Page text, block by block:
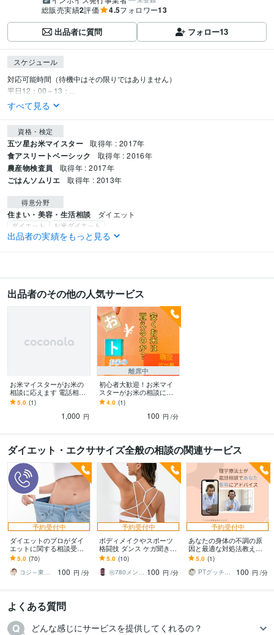
総販売実績2評価 4.5フォロワー13
出品者に質問 フォロー13
スケジュール
対応可能時間（待機中はその限りではありません）
平日12：00～13：...
すべて見る
資格・検定
五ツ星お米マイスター 取得年 : 2017年
食アスリートベーシック 取得年 : 2016年
農産物検査員 取得年 : 2017年
ごはんソムリエ 取得年 : 2013年
得意分野
住まい・美容・生活相談 ダイエット
ダイエット お米ダイエット
悩み相談・カウンセリング お米の相談【初心者大歓迎】
出品者の実績をもっと見る
出品者のその他の人気サービス
お米マイスターがお米の
相談に応えます 電話相談
ではなくメッセージにて
やり取りをしたい方向け
5.0 (1)
1,000 円
離席中
初心者大歓迎！お米マイ
スターがお米の相談にの
ります 家事で炊事を行う
方・飲食店オープン時に
使用するお米等何でも！
4.0 (1)
100 円 /分
ダイエット・エクササイズ全般の相談の関連サービス
予約受付中
ダイエットのプロがダイ
エットに関する相談受け
ます ダイエットのプロが
相談乗ります！
5.0 (70)
コジ～東大院卒研究員～
100 円 /分
予約受付中
ボディメイクやスポーツ
格闘技 ダンス ケガ聞きま
す ビギナー大歓迎 さらに
上手くなりたい。柔軟性
の悩み他なんでも
5.0 (10)
㊗️780メンタル彼氏ダディ 100 円 /分
予約受付中
あなたの身体の不調の原
因と最適な対処法教えま
す この不調はどこから来
ているの？話を聞いてア
ドバイスします
5.0 (1)
PTグッチ＠道産子肩こりコンサルタント
100 円 /分
よくある質問
どんな感じにサービスを提供してくれるの？